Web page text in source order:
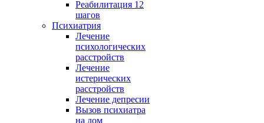
Реабилитация 12
шагов
Психиатрия
Лечение
психологических
расстройств
Лечение
истерических
расстройств
Лечение депресии
Вызов психиатра
на дом